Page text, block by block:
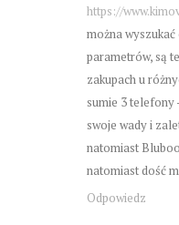
https://
można
parametrów, są
zakupach u
sumie 3 telefony
swoje wady i
natomiast
natomiast dość
Odpowiedz